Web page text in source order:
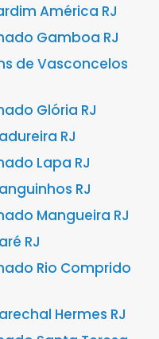
América RJ
Gamboa RJ
de Vasconcelos
Glória RJ
RJ
Lapa RJ
RJ
Mangueira RJ
RJ
Rio Comprido
Hermes RJ